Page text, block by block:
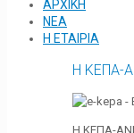
ΑΡΧΙΚΗ
ΝΕΑ
Η ΕΤΑΙΡΙΑ
Η ΚΕΠΑ-
Η ΚΕΠΑ-